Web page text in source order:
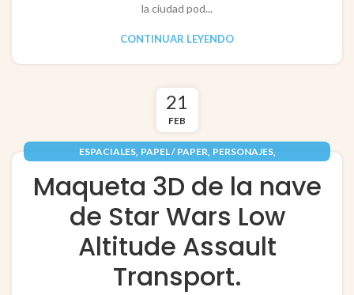
la ciudad pod...
CONTINUAR LEYENDO
21
FEB
ESPACIALES, PAPEL / PAPER, PERSONAJES,
Maqueta 3D de la nave
de Star Wars Low
Altitude Assault
Transport.